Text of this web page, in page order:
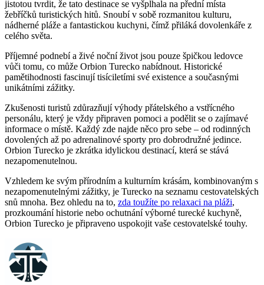
jistotou tvrdit, že tato destinace se vyšplhala na přední místa
žebříčků turistických hitů. Snoubí v sobě rozmanitou kulturu,
nádherné pláže a fantastickou kuchyni, čímž přiláká dovolenkáře z
celého světa.
Příjemné podnebí a živé noční život jsou pouze špičkou ledovce
vůči tomu, co může Orbion Turecko nabídnout. Historické
pamětihodnosti fascinují tisíciletími své existence a současnými
unikátními zážitky.
Zkušenosti turistů zdůrazňují výhody přátelského a vstřícného
personálu, který je vždy připraven pomoci a podělit se o zajímavé
informace o místě. Každý zde najde něco pro sebe – od rodinných
dovolených až po adrenalinové sporty pro dobrodružné jedince.
Orbion Turecko je zkrátka idylickou destinací, která se stává
nezapomenutelnou.
Vzhledem ke svým přírodním a kulturním krásám, kombinovaným s
nezapomenutelnými zážitky, je Turecko na seznamu cestovatelských
snů mnoha. Bez ohledu na to, zda toužíte po relaxaci na pláži,
prozkoumání historie nebo ochutnání výborné turecké kuchyně,
Orbion Turecko je připraveno uspokojit vaše cestovatelské touhy.